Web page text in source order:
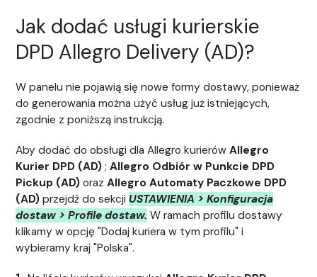
Jak dodać usługi kurierskie
DPD Allegro Delivery (AD)?
W panelu nie pojawią się nowe formy dostawy, ponieważ
do generowania można użyć usług już istniejących,
zgodnie z poniższą instrukcją.
Aby dodać do obsługi dla Allegro kurierówAllegro
Kurier DPD (AD) ;Allegro Odbiór w Punkcie DPD
Pickup (AD) orazAllegro Automaty Paczkowe DPD
(AD) przejdź do sekcji USTAWIENIA > Konfiguracja
dostaw > Profile dostaw. W ramach profilu dostawy
klikamy w opcję "Dodaj kuriera w tym profilu" i
wybieramy kraj "Polska".